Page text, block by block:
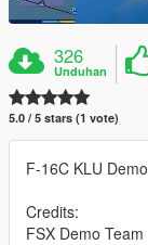
326
Unduhan
5.0 / 5 stars (1 vote)
F-16C KLU
Credits:
FSX Demo Team